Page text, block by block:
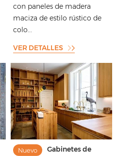
hermosa
con paneles de madera
maciza de estilo rústico de
colo...
VER DETALLES
Nuevo
Gabinetes de